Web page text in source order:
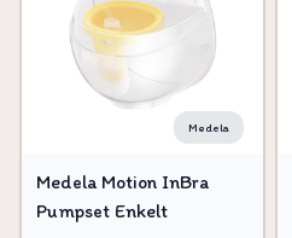
Medela
Medela Motion InBra
Pumpset Enkelt